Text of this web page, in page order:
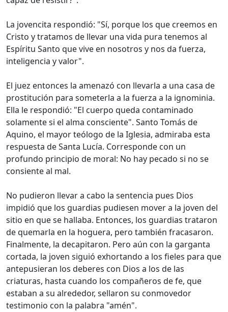
La jovencita respondió: "Sí, porque los que creemos en
Cristo y tratamos de llevar una vida pura tenemos al
Espíritu Santo que vive en nosotros y nos da fuerza,
inteligencia y valor".
El juez entonces la amenazó con llevarla a una casa de
prostitución para someterla a la fuerza a la ignominia.
Ella le respondió: "El cuerpo queda contaminado
solamente si el alma consciente". Santo Tomás de
Aquino, el mayor teólogo de la Iglesia, admiraba esta
respuesta de Santa Lucía. Corresponde con un
profundo principio de moral: No hay pecado si no se
consiente al mal.
No pudieron llevar a cabo la sentencia pues Dios
impidió que los guardias pudiesen mover a la joven del
sitio en que se hallaba. Entonces, los guardias trataron
de quemarla en la hoguera, pero también fracasaron.
Finalmente, la decapitaron. Pero aún con la garganta
cortada, la joven siguió exhortando a los fieles para que
antepusieran los deberes con Dios a los de las
criaturas, hasta cuando los compañeros de fe, que
estaban a su alrededor, sellaron su conmovedor
testimonio con la palabra "amén".